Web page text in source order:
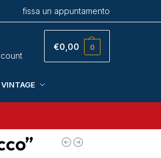
fissa un appuntamento
€0,00 0